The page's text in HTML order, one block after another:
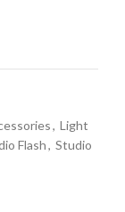
, Light
Flash, Studio